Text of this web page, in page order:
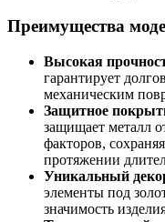
Преимущества
Высокая
гарантирует
механическим
Защитное
защищает металл
факторов,
протяжении
Уникальный
элементы под
значимость